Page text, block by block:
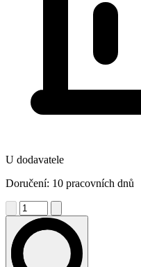
U dodavatele
Doručení: 10 pracovních dnů